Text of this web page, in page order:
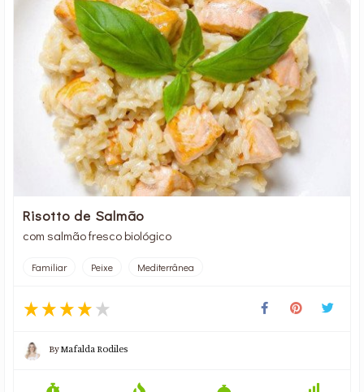
Risotto de Salmão
com salmão fresco biológico
Familiar Peixe Mediterrânea
ByMafalda Rodiles